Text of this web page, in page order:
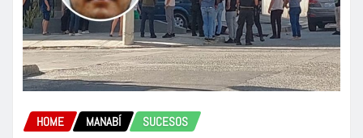
HOME MANABÍ SUCESOS